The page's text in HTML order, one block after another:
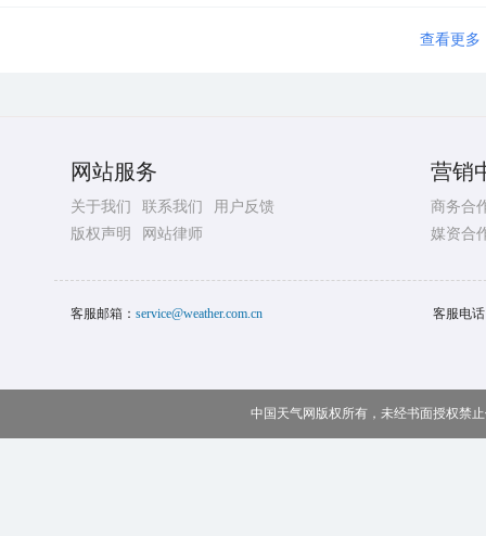
查看更多
网站服务
关于我们 联系我们
用户反馈
版权声明
网站律师
营销
商务合
媒资合
客服邮箱： service@weather.com.cn 客服电
中国天气网版权所有，未经书面授权